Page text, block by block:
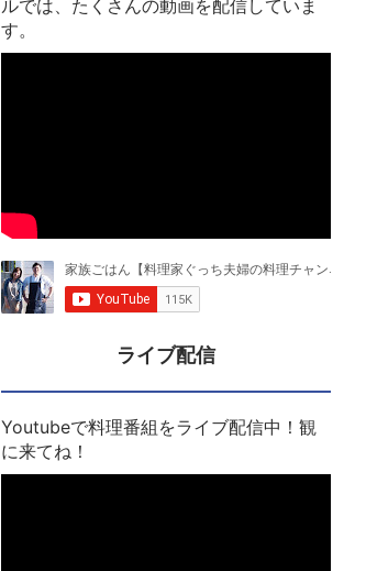
ルでは、たくさんの動画を配信していま
す。
ライブ配信
Youtubeで料理番組をライブ配信中！観
に来てね！